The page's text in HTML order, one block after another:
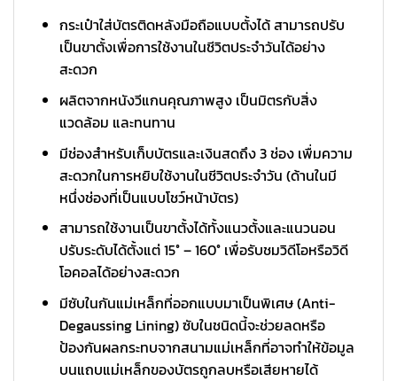
กระเป๋าใส่บัตรติดหลังมือถือแบบตั้งได้ สามารถปรับ
เป็นขาตั้งเพื่อการใช้งานในชีวิตประจำวันได้อย่าง
สะดวก
ผลิตจากหนังวีแกนคุณภาพสูง เป็นมิตรกับสิ่ง
แวดล้อม และทนทาน
มีช่องสำหรับเก็บบัตรและเงินสดถึง 3 ช่อง เพื่มความ
สะดวกในการหยิบใช้งานในชีวิตประจำวัน (ด้านในมี
หนึ่งช่องที่เป็นแบบโชว์หน้าบัตร)
สามารถใช้งานเป็นขาตั้งได้ทั้งแนวตั้งและแนวนอน
ปรับระดับได้ตั้งแต่ 15° – 160° เพื่อรับชมวิดีโอหรือวิดี
โอคอลได้อย่างสะดวก
มีซับในกันแม่เหล็กที่ออกแบบมาเป็นพิเศษ (Anti-
Degaussing Lining) ซับในชนิดนี้จะช่วยลดหรือ
ป้องกันผลกระทบจากสนามแม่เหล็กที่อาจทำให้ข้อมูล
บนแถบแม่เหล็กของบัตรถูกลบหรือเสียหายได้